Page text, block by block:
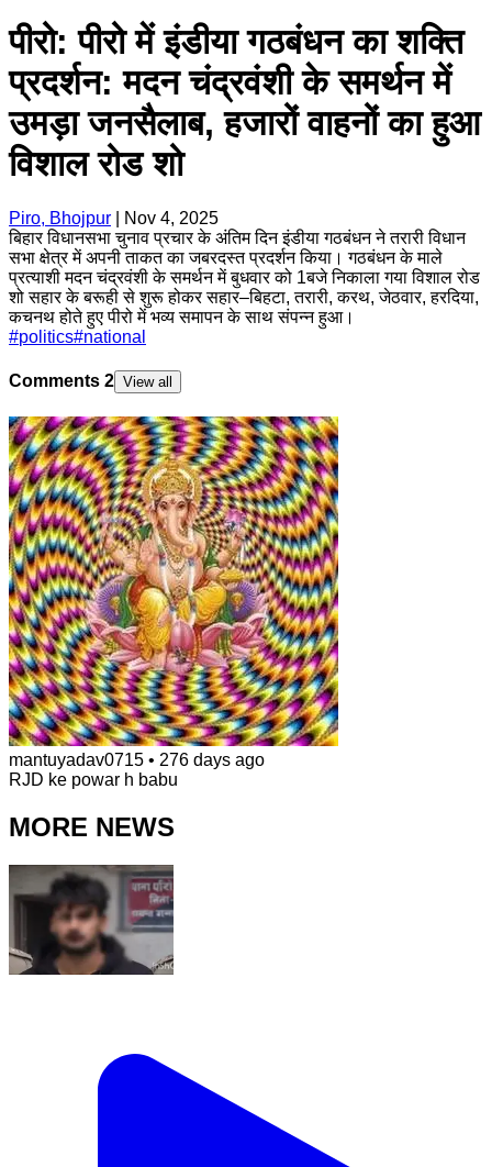
पीरो: पीरो में इंडीया गठबंधन का शक्ति
प्रदर्शन: मदन चंद्रवंशी के समर्थन में
उमड़ा जनसैलाब, हजारों वाहनों का हुआ
विशाल रोड शो
Piro, Bhojpur
Nov 4, 2025
बिहार विधानसभा चुनाव प्रचार के अंतिम दिन इंडीया गठबंधन ने तरारी विधान
सभा क्षेत्र में अपनी ताकत का जबरदस्त प्रदर्शन किया। गठबंधन के माले
प्रत्याशी मदन चंद्रवंशी के समर्थन में बुधवार को 1बजे निकाला गया विशाल रोड
शो सहार के बरूही से शुरू होकर सहार–बिहटा, तरारी, करथ, जेठवार, हरदिया,
कचनथ होते हुए पीरो में भव्य समापन के साथ संपन्न हुआ।
#politics#national
Comments 2 View all
mantuyadav0715 • 276 days ago
RJD ke powar h babu
MORE NEWS